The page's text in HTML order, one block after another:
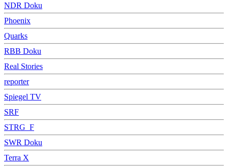
NDR Doku
Phoenix
Quarks
RBB Doku
Real Stories
reporter
Spiegel TV
SRF
STRG_F
SWR Doku
Terra X